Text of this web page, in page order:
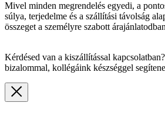
Mivel minden megrendelés egyedi, a
súlya, terjedelme és a szállítási távolság
összeget a személyre szabott
Kérdésed van a kiszállítással
bizalommal, kollégáink készséggel